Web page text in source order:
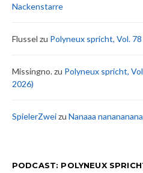
Nackenstarre
Flussel zu Polyneux spricht, Vol.
Missingno.zu Polyneux spricht,
2026)
SpielerZweizu Nanaaa
PODCAST: POLYNEUX